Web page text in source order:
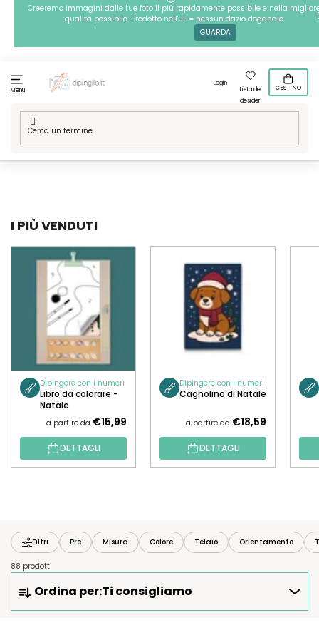
Passa
contenuto
Creeremo immagini dalle tue foto il più rapidamente possibile e nella
qualità possibile. Prodotto nell'UE = nessun dazio doganale
GUARDA
Menu
Login
Lista dei
desideri
CESTINO
Casa
Tecniche / Dipingere con i numeri
Tradizioni e festivita / Natale
I PIÙ VENDUTI
Dipingere con i numeri
Libro da colorare -
Natale
a partire da €15,99
DETTAGLI
Dipingere con i numeri
Cagnolino di Natale
a partire da €18,59
DETTAGLI
Filtri Pre Misura Colore Telaio Orientamento
88 prodotti
D
Ordina per:Ti consigliamo